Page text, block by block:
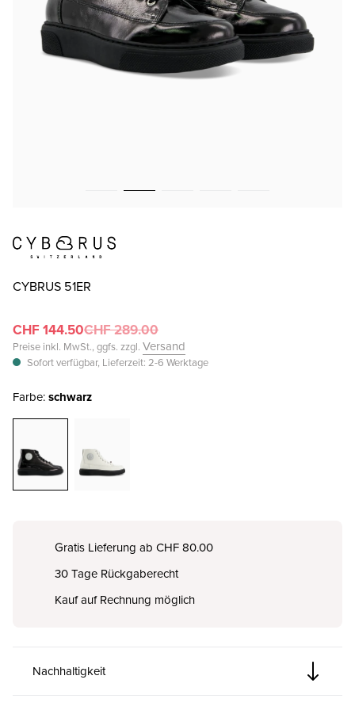
CYBRUS 51ER
CHF 144.50CHF 289.00
Preise inkl. MwSt., ggfs. zzgl. Versand
Sofort verfügbar, Lieferzeit: 2-6 Werktage
Farbe:schwarz
Gratis Lieferung ab CHF 80.00
30 Tage Rückgaberecht
Kauf auf Rechnung möglich
Nachhaltigkeit